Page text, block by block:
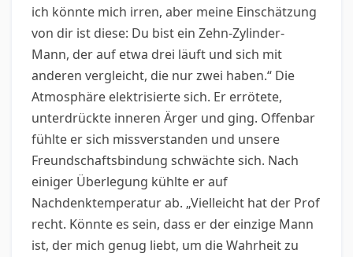
ich könnte mich irren, aber meine Einschätzung
von dir ist diese: Du bist ein Zehn-Zylinder-
Mann, der auf etwa drei läuft und sich mit
anderen vergleicht, die nur zwei haben.“ Die
Atmosphäre elektrisierte sich. Er errötete,
unterdrückte inneren Ärger und ging. Offenbar
fühlte er sich missverstanden und unsere
Freundschaftsbindung schwächte sich. Nach
einiger Überlegung kühlte er auf
Nachdenktemperatur ab. „Vielleicht hat der Prof
recht. Könnte es sein, dass er der einzige Mann
ist, der mich genug liebt, um die Wahrheit zu